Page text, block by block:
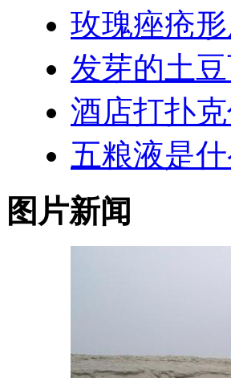
玫瑰痤疮
发芽的土
酒店打扑
五粮液是
图片新闻